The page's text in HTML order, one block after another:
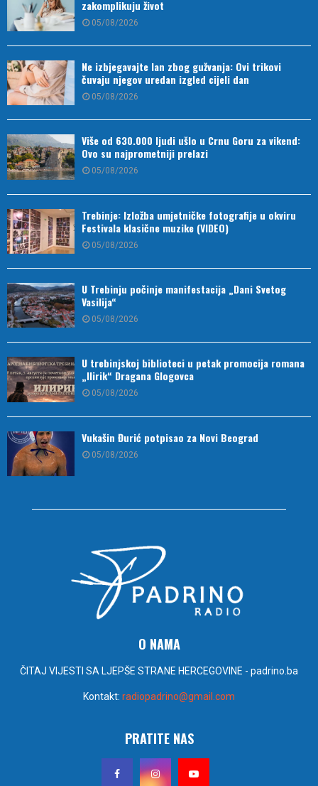
zakomplikuju život
05/08/2026
Ne izbjegavajte lan zbog gužvanja: Ovi trikovi
čuvaju njegov uredan izgled cijeli dan
05/08/2026
Više od 630.000 ljudi ušlo u Crnu Goru za vikend:
Ovo su najprometniji prelazi
05/08/2026
Trebinje: Izložba umjetničke fotografije u okviru
Festivala klasične muzike (VIDEO)
05/08/2026
U Trebinju počinje manifestacija „Dani Svetog
Vasilija“
05/08/2026
U trebinjskoj biblioteci u petak promocija romana
„Ilirik“ Dragana Glogovca
05/08/2026
Vukašin Đurić potpisao za Novi Beograd
05/08/2026
O NAMA
ČITAJ VIJESTI SA LJEPŠE STRANE HERCEGOVINE - padrino.ba
Kontakt: radiopadrino@gmail.com
PRATITE NAS